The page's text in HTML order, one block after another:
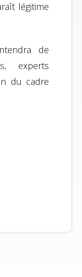
légitime
de
experts
du cadre